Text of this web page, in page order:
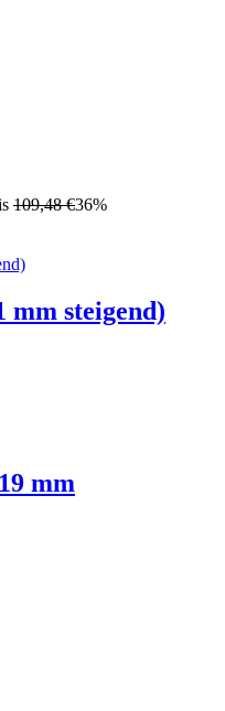
109,48 €36%
mm steigend)
mm